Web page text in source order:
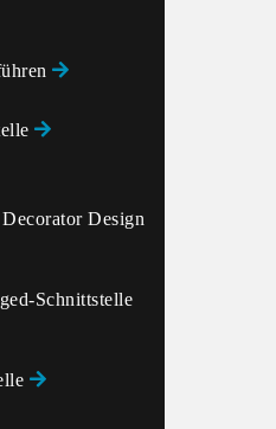
Design
Schnittstelle